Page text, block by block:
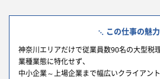
この仕事の魅力
神奈川エリアだけで従業員数90名の大型税
業種業態に特化せず、
中小企業～上場企業まで幅広いクライアン